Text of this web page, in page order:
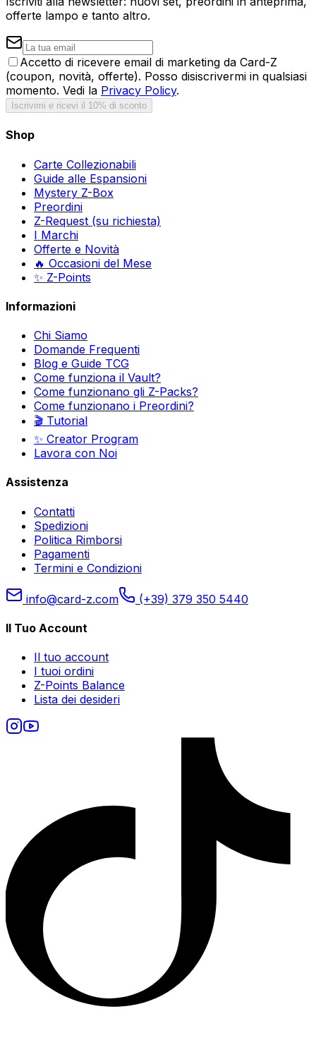
offerte lampo e tanto altro.
Accetto di ricevere email di marketing da Card-Z
(coupon, novità, offerte). Posso disiscrivermi in qualsiasi
momento. Vedi la Privacy Policy.
Iscrivimi e ricevi il 10% di sconto
Shop
Carte Collezionabili
Guide alle Espansioni
Mystery Z-Box
Preordini
Z-Request (su richiesta)
I Marchi
Offerte e Novità
🔥 Occasioni del Mese
✨ Z-Points
Informazioni
Chi Siamo
Domande Frequenti
Blog e Guide TCG
Come funziona il Vault?
Come funzionano gli Z-Packs?
Come funzionano i Preordini?
🎬 Tutorial
✨ Creator Program
Lavora con Noi
Assistenza
Contatti
Spedizioni
Politica Rimborsi
Pagamenti
Termini e Condizioni
info@card-z.com (+39) 379 350 5440
Il Tuo Account
Il tuo account
I tuoi ordini
Z-Points Balance
Lista dei desideri